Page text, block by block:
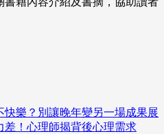
樂？別讓晚年變另一場成果展
差！心理師揭背後心理需求